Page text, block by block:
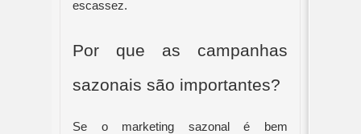
escassez.
Por que as campanhas
sazonais são importantes?
Se o marketing sazonal é bem